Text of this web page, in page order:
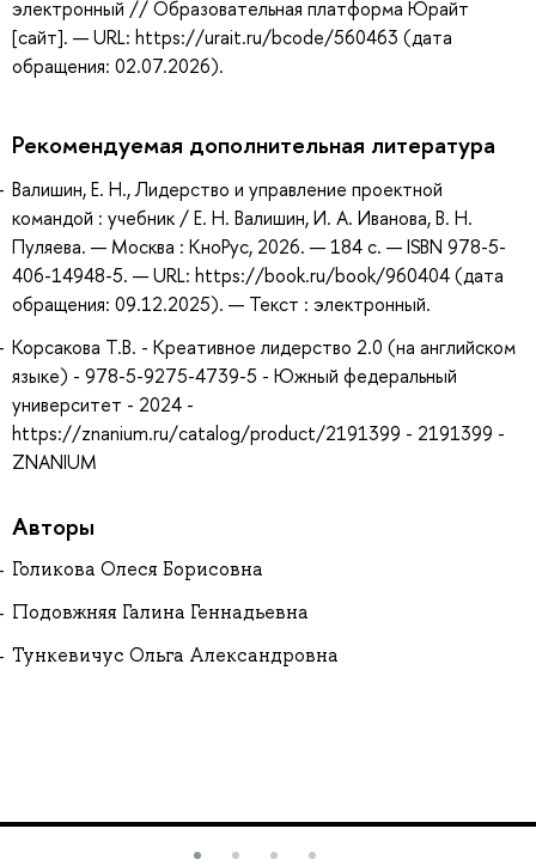
электронный // Образовательная платформа Юрайт
[сайт]. — URL: https://urait.ru/bcode/560463 (дата
обращения: 02.07.2026).
Рекомендуемая дополнительная литература
Валишин, Е. Н., Лидерство и управление проектной
командой : учебник / Е. Н. Валишин, И. А. Иванова, В. Н.
Пуляева. — Москва : КноРус, 2026. — 184 с. — ISBN 978-5-
406-14948-5. — URL: https://book.ru/book/960404 (дата
обращения: 09.12.2025). — Текст : электронный.
Корсакова Т.В. - Креативное лидерство 2.0 (на английском
языке) - 978-5-9275-4739-5 - Южный федеральный
университет - 2024 -
https://znanium.ru/catalog/product/2191399 - 2191399 -
ZNANIUM
Авторы
Голикова Олеся Борисовна
Подовжняя Галина Геннадьевна
Тункевичус Ольга Александровна